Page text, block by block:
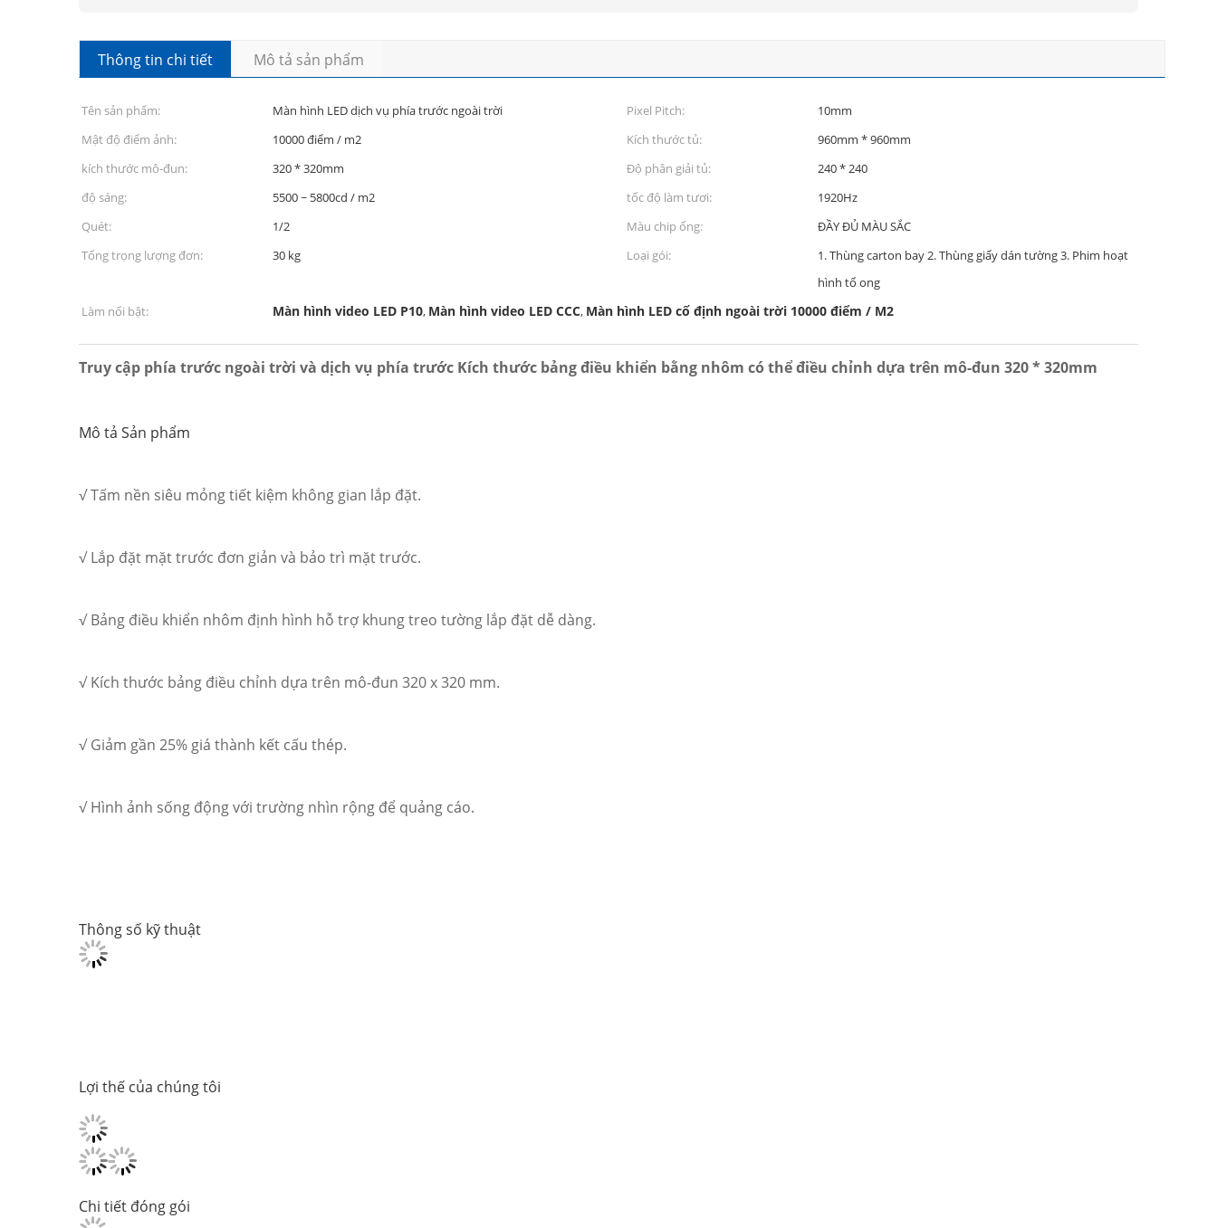
Thông tin chi tiết Mô tả sản phẩm
Tên sản phẩm: Màn hình LED dịch vụ phía trước ngoài trời Pixel Pitch:
10mm
Mật độ điểm ảnh:
10000 điểm / m2 Kích thước tủ:
960mm * 960mm
kích thước mô-đun:
320 * 320mm Độ phân giải tủ:
240 * 240
độ sáng:
5500 ~ 5800cd / m2 tốc độ làm tươi:
1920Hz
Quét:
1/2 Màu chip ống:
ĐẦY ĐỦ MÀU SẮC
Tổng trọng lượng đơn:
30 kg Loại gói:
1. Thùng carton bay 2. Thùng giấy dán tường 3. Phim hoạt
hình tổ ong
Làm nổi bật:
Màn hình video LED P10, Màn hình video LED CCC, Màn hình LED cố định ngoài trời 10000 điểm / M2
Truy cập phía trước ngoài trời và dịch vụ phía trước Kích thước bảng điều khiển bằng nhôm có thể điều chỉnh dựa trên mô-đun 320 * 320mm
Mô tả Sản phẩm
√ Tấm nền siêu mỏng tiết kiệm không gian lắp đặt.
√ Lắp đặt mặt trước đơn giản và bảo trì mặt trước.
√ Bảng điều khiển nhôm định hình hỗ trợ khung treo tường lắp đặt dễ dàng.
√ Kích thước bảng điều chỉnh dựa trên mô-đun 320 x 320 mm.
√ Giảm gần 25% giá thành kết cấu thép.
√ Hình ảnh sống động với trường nhìn rộng để quảng cáo.
Thông số kỹ thuật
Lợi thế của chúng tôi
Chi tiết đóng gói